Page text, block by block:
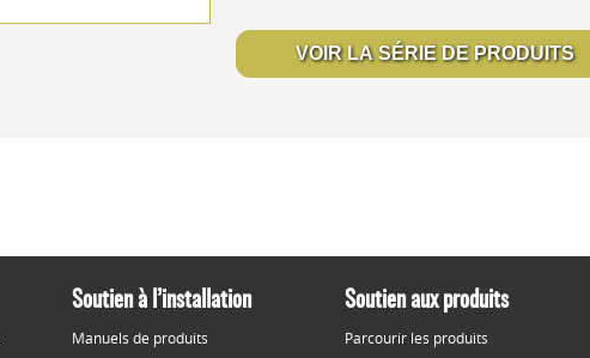
VOIR LA SÉRIE DE PRODUITS
Soutien à l’installation
Manuels de produits
Soutien aux produits
Parcourir les produits